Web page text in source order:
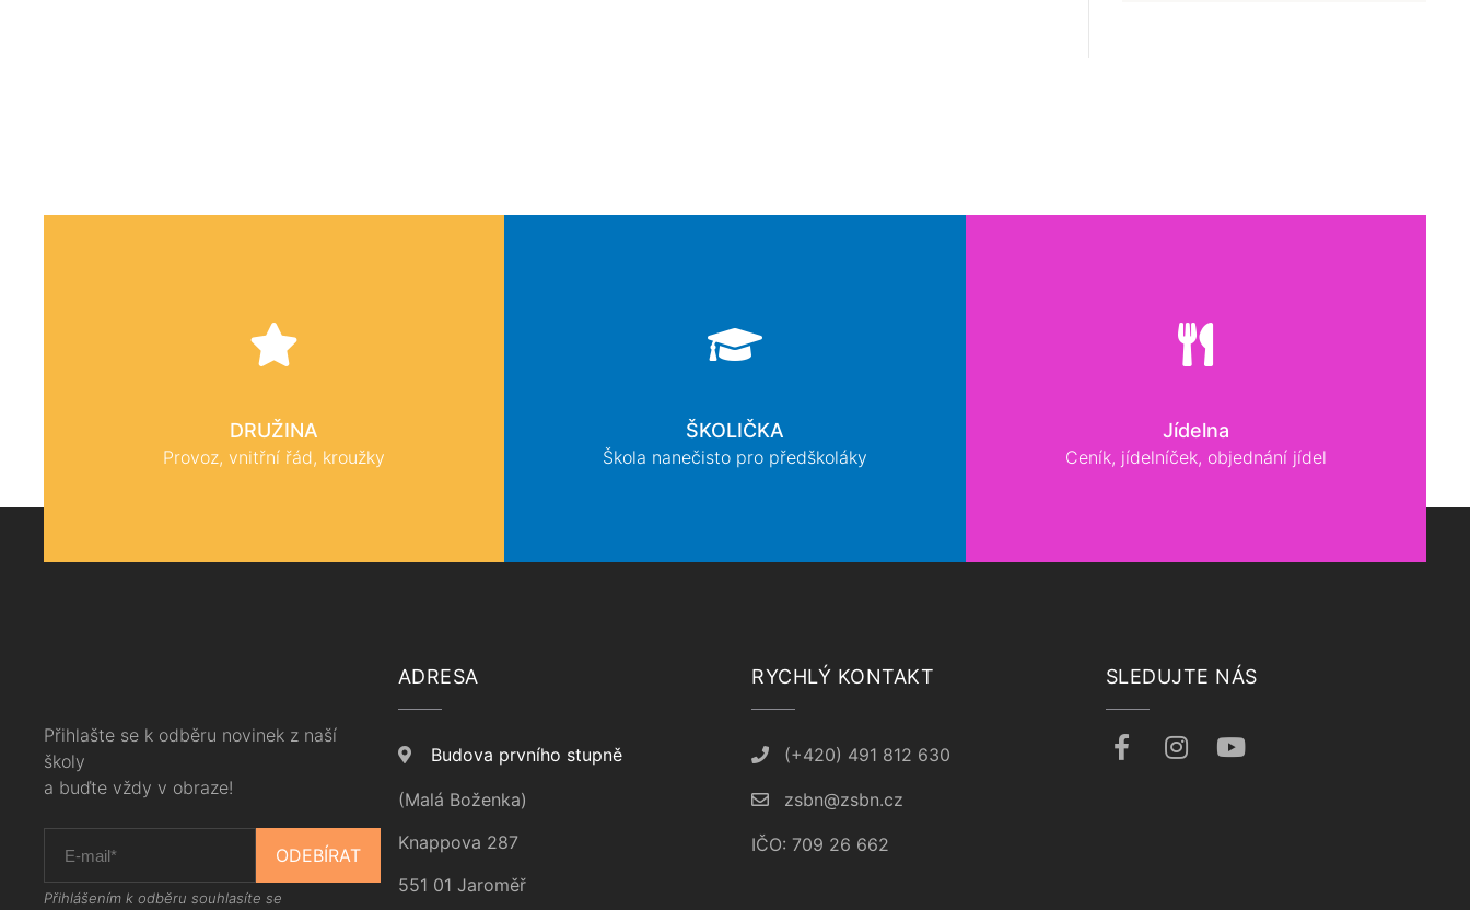
DRUŽINA
Provoz, vnitřní řád, kroužky
ŠKOLIČKA
Škola nanečisto pro předškoláky
Jídelna
Ceník, jídelníček, objednání jídel
Přihlašte se k odběru novinek z naší
školy
a buďte vždy v obraze!
ODEBÍRAT
Přihlášením k odběru souhlasíte se
ADRESA
Budova prvního stupně
(Malá Boženka)
Knappova 287
551 01 Jaroměř
RYCHLÝ KONTAKT
(+420) 491 812 630
zsbn@zsbn.cz
IČO: 709 26 662
SLEDUJTE NÁS